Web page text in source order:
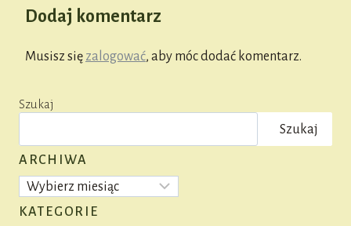
Dodaj komentarz
Musisz się zalogować, aby móc dodać komentarz.
Szukaj
Szukaj
ARCHIWA
Archiwa
KATEGORIE